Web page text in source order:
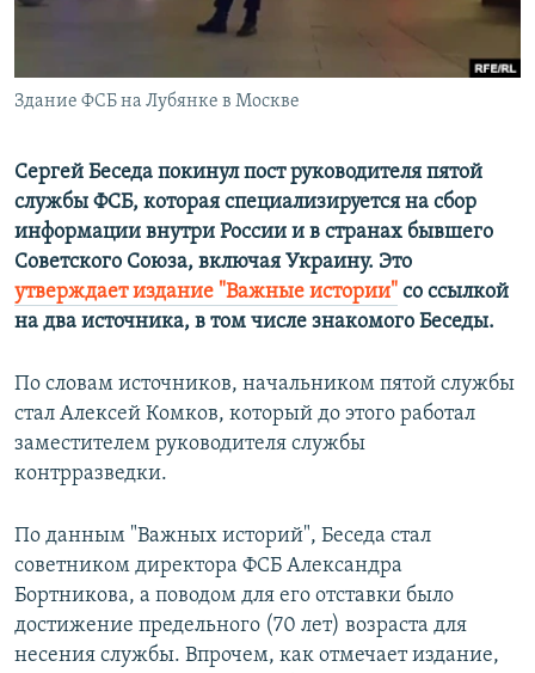
ПОБЕДИТЕЛЕЙ НЕ СУДЯТ?
ELIFBE
Все сайты RFE/RL
Здание ФСБ на Лубянке в Москве
Сергей Беседа покинул пост руководителя пятой
службы ФСБ, которая специализируется на сбор
информации внутри России и в странах бывшего
Советского Союза, включая Украину. Это
утверждает издание "Важные истории" со ссылкой
на два источника, в том числе знакомого Беседы.
По словам источников, начальником пятой службы
стал Алексей Комков, который до этого работал
заместителем руководителя службы
контрразведки.
По данным "Важных историй", Беседа стал
советником директора ФСБ Александра
Бортникова, а поводом для его отставки было
достижение предельного (70 лет) возраста для
несения службы. Впрочем, как отмечает издание,